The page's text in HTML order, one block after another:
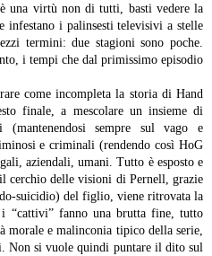
una virtù non di tutti, basti vedere la
infestano i palinsesti televisivi a stelle
termini: due stagioni sono poche.
i tempi che dal primissimo episodio
come incompleta la storia di Hand
finale, a mescolare un insieme di
(mantenendosi sempre sul vago e
e criminali (rendendo così HoG
aziendali, umani. Tutto è esposto e
cerchio delle visioni di Pernell, grazie
suicidio) del figlio, viene ritrovata la
“cattivi” fanno una brutta fine, tutto
morale e malinconia tipico della serie,
Non si vuole quindi puntare il dito sul